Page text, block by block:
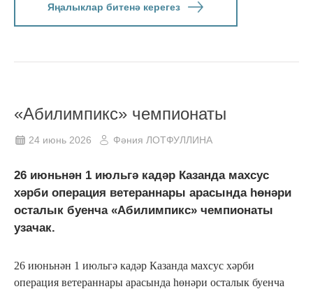
Яңалыклар битенә керегез
«Абилимпикс» чемпионаты
24 июнь 2026 Фәния ЛОТФУЛЛИНА
26 июньнән 1 июльгә кадәр Казанда махсус
хәрби операция ветераннары арасында һөнәри
осталык буенча «Абилимпикс» чемпионаты
узачак.
26 июньнән 1 июльгә кадәр Казанда махсус хәрби
операция ветераннары арасында һөнәри осталык буенча